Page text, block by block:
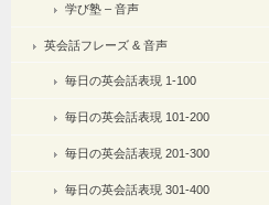
学び塾 – 音声
英会話フレーズ & 音声
毎日の英会話表現 1-100
毎日の英会話表現 101-200
毎日の英会話表現 201-300
毎日の英会話表現 301-400